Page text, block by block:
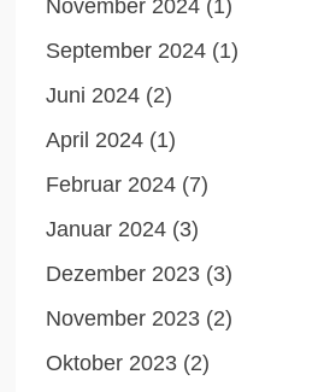
November 2024 (1)
September 2024 (1)
Juni 2024 (2)
April 2024 (1)
Februar 2024 (7)
Januar 2024 (3)
Dezember 2023 (3)
November 2023 (2)
Oktober 2023 (2)